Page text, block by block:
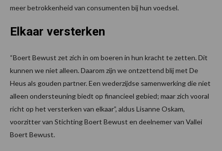
meer betrokkenheid van consumenten bij hun voedsel.
Elkaar versterken
“Boert Bewust zet zich in om boeren in hun kracht te zetten. Dit
kunnen we niet alleen. Daarom zijn we ontzettend blij met De
Heus als gouden partner. Een wederzijdse samenwerking die niet
alleen ondersteuning biedt op financieel gebied; maar zich vooral
richt op het versterken van elkaar”, aldus Lisanne Oskam,
voorzitter van Stichting Boert Bewust en deelnemer van Vallei
Boert Bewust.